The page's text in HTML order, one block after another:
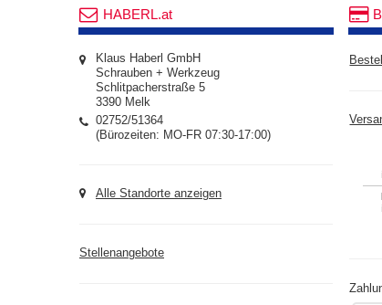
HABERL.at
Klaus Haberl GmbH
Schrauben + Werkzeug
Schlitpacherstraße 5
3390 Melk
02752/51364
(Bürozeiten: MO-FR 07:30-17:00)
Alle Standorte anzeigen
Stellenangebote